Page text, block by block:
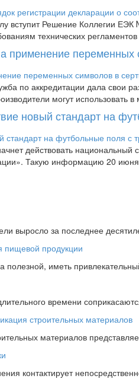
вступит Решение Коллегии
технических
применение
по аккредитации дала свои
могут
новый стандарт на
действовать
Такую информацию 20
выросло за последнее
иметь
времени
материалов
контактирует